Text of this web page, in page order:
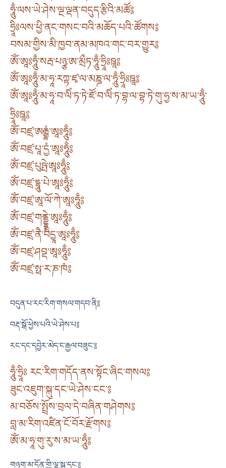
ཧཱུྃ་ལས་ཡེ་ཤེས་ལྔ་ལྡན་བདུད་རྩིའི་མཚོ༔
ཧྲཱིཿལས་ཕྱི་ནང་གསང་བའི་མཆོད་པའི་ཚོགས༔
བསམ་གྱིས་མི་ཁྱབ་ནམ་མཁའ་གང་བར་གྱུར༔
ཨོཾ་ཨཱཿཧཱུྃ་སརྦ་པཉྩ་ཨ་མྲྀཏ་ཧཱུྃ་ཧྲཱིཿཋཱ༔
ཨོཾ་ཨཱཿཧཱུྃ་མ་ཧཱ་རཀྟ་ཛྭ་ལ་མཎྜ་ལ་ཧཱུྃ་ཧྲཱིཿཋཱ༔
ཨོཾ་ཨཱཿཧཱུྃ་མ་ཧཱ་བ་ལིཾ་ཏ་ཏེ་ཛོ་བ་ལིཾ་ཏ་བྷ་ལ་བྷ་ཏེ་གུ་ཧྱ་ས་མ་ཡ་ཧཱུྃ་
ཧྲཱིཿཋཱ༔
ཨོཾ་བཛྲ་ཨརྒྷཾ་ཨཱཿཧཱུྃ༔
ཨོཾ་བཛྲ་པཱ་དྱཾ་ཨཱཿཧཱུྃ༔
ཨོཾ་བཛྲ་པུཥྤེ་ཨཱཿཧཱུྃ༔
ཨོཾ་བཛྲ་དྷཱུ་པེ་ཨཱཿཧཱུྃ༔
ཨོཾ་བཛྲ་ཨཱ་ལོ་ཀེ་ཨཱཿཧཱུྃ༔
ཨོཾ་བཛྲ་གནྡྷེ་ཨཱཿཧཱུྃ༔
ཨོཾ་བཛྲ་ནཻ་བིིདྱཱ་ཨཱཿཧཱུྃ༔
ཨོཾ་བཛྲ་ཤབྡ་ཨཱཿཧཱུྃ༔
ཨོཾ་བཛྲ་སྥ་ར་ཎ་ཁཾ༔
བདུན་པ་རང་རིག་གསལ་གདབ་ནི༔
བརྡ་སྒོ་ཕྱེས་པའི་ཡེ་ཤེས་པ༔
རང་དང་དབྱེར་མེད་ང་རྒྱལ་བཟུང་༔
ཧཱུྃ་ཧྲཱིཿ རང་རིག་གདོད་ནས་སྟོང་ཞིང་གསལ༔
ཟུང་འཇུག་སྐུ་དང་ཡེ་ཤེས་ངང་༔
མ་བཅོས་སྤྲོས་བྲལ་དེ་བཞིན་གཤེགས༔
བླ་མ་རིག་འཛིན་ངོ་བོར་རྫོགས༔
ཨོཾ་མ་ཧཱ་གུ་རུ་ས་མ་ཡ་ཧཱུྃ༔
གཉུག་མ་དོན་གྱི་ལྷ་སྐུ་དང་༔